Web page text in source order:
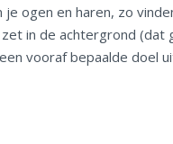
ogen en haren, zo
in de achtergrond (dat
vooraf bepaalde doel